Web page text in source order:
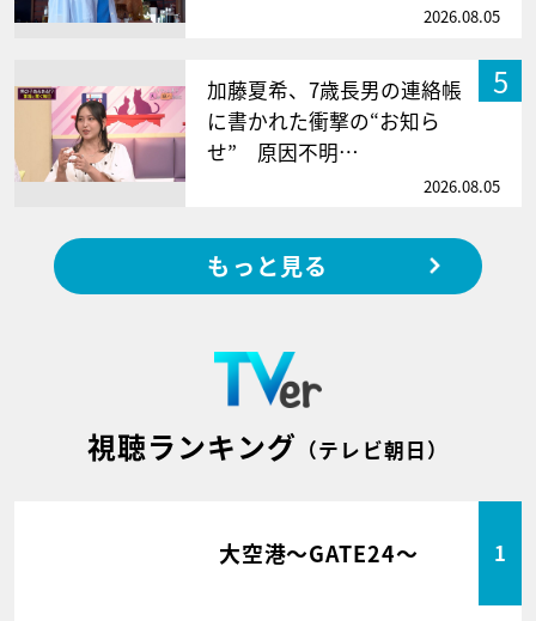
2026.08.05
5
加藤夏希、7歳長男の連絡帳
に書かれた衝撃の“お知ら
せ” 原因不明…
2026.08.05
もっと見る
視聴ランキング （テレビ朝日）
大空港～GATE24～ 1